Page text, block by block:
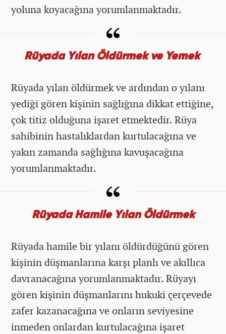
yoluna koyacağına yorumlanmaktadır.
Rüyada Yılan Öldürmek ve Yemek
Rüyada yılan öldürmek ve ardından o yılanı
yediği gören kişinin sağlığına dikkat ettiğine,
çok titiz olduğuna işaret etmektedir. Rüya
sahibinin hastalıklardan kurtulacağına ve
yakın zamanda sağlığına kavuşacağına
yorumlanmaktadır.
Rüyada Hamile Yılan Öldürmek
Rüyada hamile bir yılanı öldürdüğünü gören
kişinin düşmanlarına karşı planlı ve akıllıca
davranacağına yorumlanmaktadır. Rüyayı
gören kişinin düşmanlarını hukuki çerçevede
zafer kazanacağına ve onların seviyesine
inmeden onlardan kurtulacağına işaret